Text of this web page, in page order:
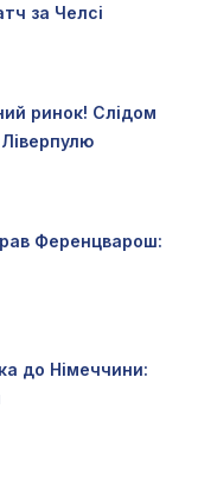
за Челсі
ринок! Слідом
Ференцварош:
до Німеччини: